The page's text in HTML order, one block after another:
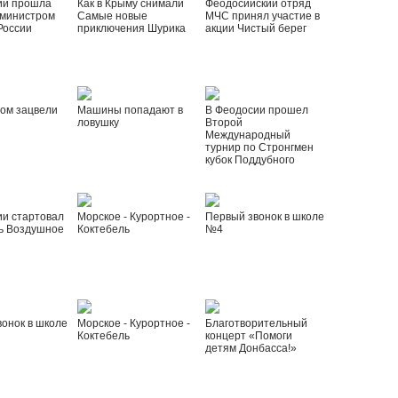
прошла
Как в Крыму снимали
Самые новые
приключения Шурика
Феодосийский отряд
МЧС принял участие в
акции Чистый берег
зацвели
Машины попадают в
ловушку
В Феодосии прошел
Второй
Международный
турнир по Стронгмен
кубок Поддубного
стартовал
Воздушное
Морское - Курортное -
Коктебель
Первый звонок в школе
№4
в школе
Морское - Курортное -
Коктебель
Благотворительный
концерт «Помоги
детям Донбасса!»